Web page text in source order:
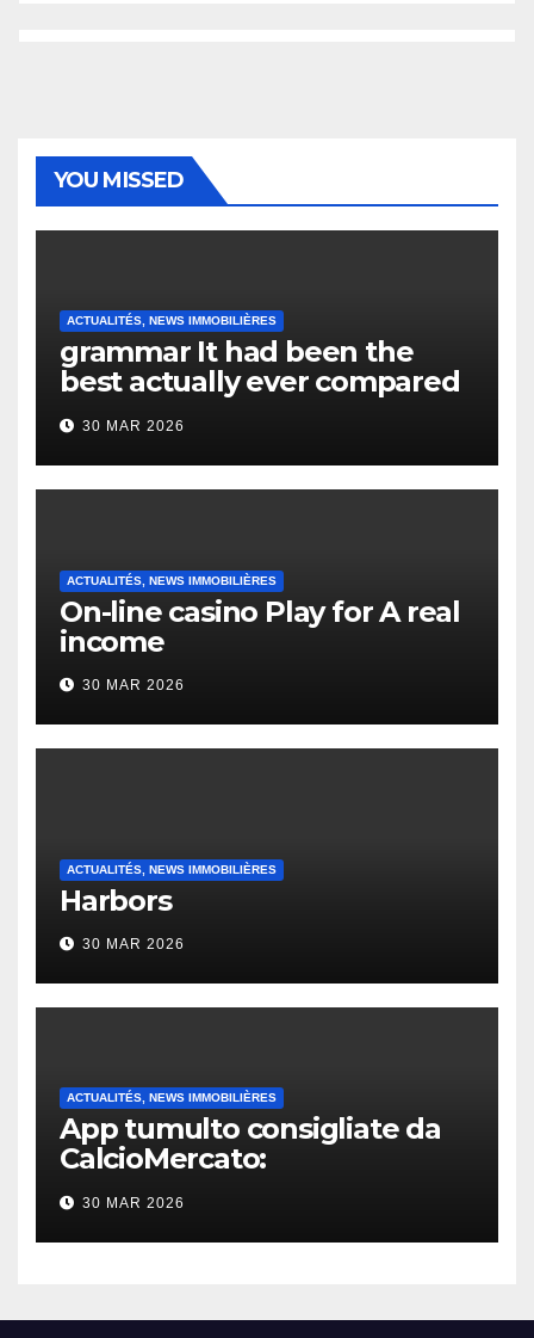
YOU MISSED
ACTUALITÉS, NEWS IMMOBILIÈRES
grammar It had been the
best actually ever compared
to it’s the top actually?
English Vocabulary Learners
Heap Change
30 MAR 2026
ACTUALITÉS, NEWS IMMOBILIÈRES
On-line casino Play for A real
income
30 MAR 2026
ACTUALITÉS, NEWS IMMOBILIÈRES
Harbors
30 MAR 2026
ACTUALITÉS, NEWS IMMOBILIÈRES
App tumulto consigliate da
CalcioMercato:
considerazione di gennaio
2026
30 MAR 2026